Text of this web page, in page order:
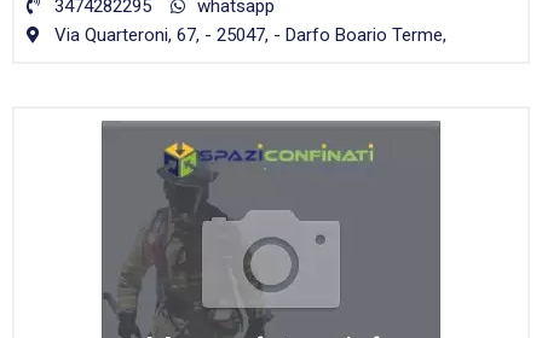
3474282295
whatsapp
Via Quarteroni, 67, - 25047, - Darfo Boario Terme,